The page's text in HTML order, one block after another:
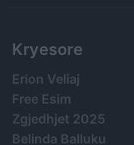
Kryesore
Erion Veliaj
Free Esim
Zgjedhjet 2025
Belinda Balluku